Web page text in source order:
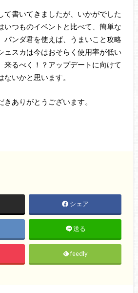
て書いてきましたが、いかがでした
いつものイベントと比べて、簡単な
パンダ君を使えば、うまいこと攻略
スカは今はおそらく使用率が低い
来るべく！？アップデートに向けて
いかと思います。
ありがとうございます。
シェア
送る
feedly